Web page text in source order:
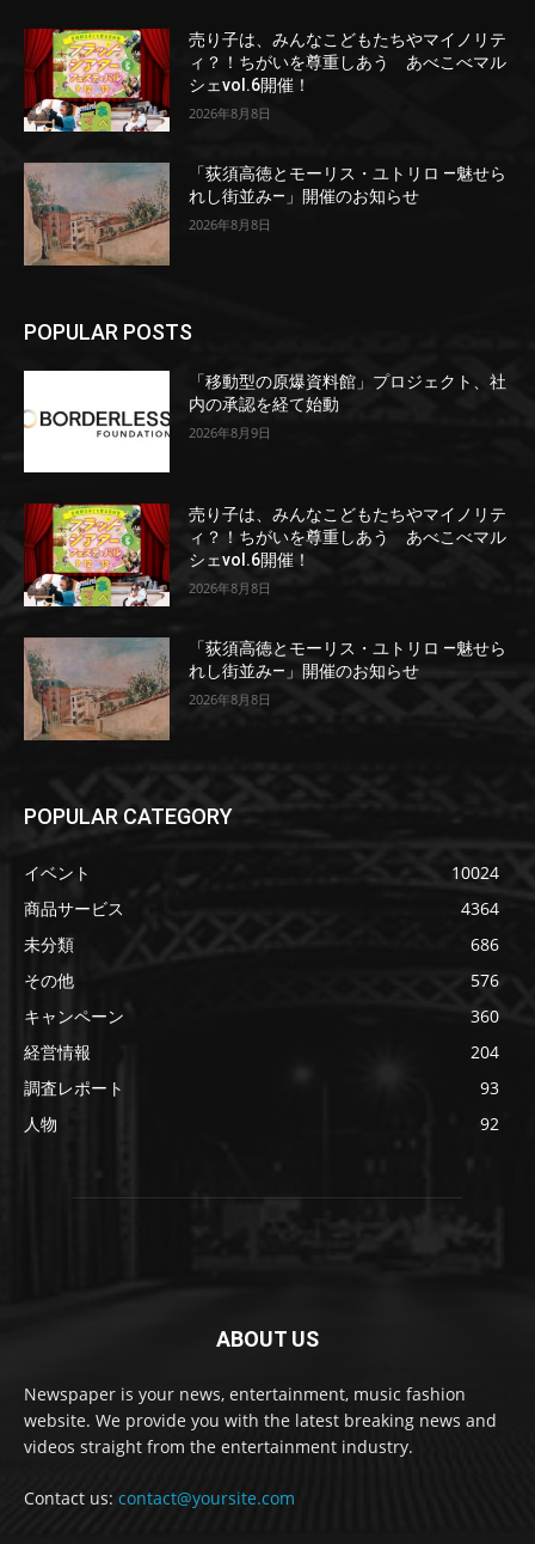
売り子は、みんなこどもたちやマイノリテ
ィ？！ちがいを尊重しあう あべこべマル
シェvol.6開催！
2026年8月8日
「荻須高徳とモーリス・ユトリロ ―魅せら
れし街並み―」開催のお知らせ
2026年8月8日
POPULAR POSTS
「移動型の原爆資料館」プロジェクト、社
内の承認を経て始動
2026年8月9日
売り子は、みんなこどもたちやマイノリテ
ィ？！ちがいを尊重しあう あべこべマル
シェvol.6開催！
2026年8月8日
「荻須高徳とモーリス・ユトリロ ―魅せら
れし街並み―」開催のお知らせ
2026年8月8日
POPULAR CATEGORY
イベント
10024
商品サービス
4364
未分類
686
その他
576
キャンペーン
360
経営情報
204
調査レポート
93
人物
92
ABOUT US
Newspaper is your news, entertainment, music fashion
website. We provide you with the latest breaking news and
videos straight from the entertainment industry.
Contact us: contact@yoursite.com